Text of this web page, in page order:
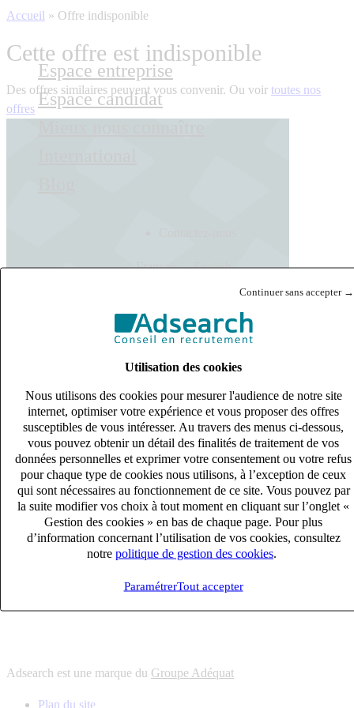
Continuer sans accepter →
Utilisation des cookies
Nous utilisons des cookies pour mesurer l'audience de notre site
internet, optimiser votre expérience et vous proposer des offres
susceptibles de vous intéresser. Au travers des menus ci-dessous,
vous pouvez obtenir un détail des finalités de traitement de vos
données personnelles et exprimer votre consentement ou votre refus
pour chaque type de cookies nous utilisons, à l’exception de ceux
qui sont nécessaires au fonctionnement de ce site. Vous pouvez par
la suite modifier vos choix à tout moment en cliquant sur l’onglet «
Gestion des cookies » en bas de chaque page. Pour plus
d’information concernant l’utilisation de vos cookies, consultez
notre politique de gestion des cookies
ParamétrerTout accepter
Espace entreprise
Espace candidat
Français English
Accueil » Offre indisponible
Cette offre est indisponible
Des offres similaires peuvent vous convenir. Ou voir toutes nos
offres
s'adapter à vos besoin en recrutement
10 univers
connaître votre secteur et ses enjeux
12 bureaux en France
proximité avec nos clients et nos talents
6 solutions
s'adapter à vos besoin en recrutement
10 univers
connaître votre secteur et ses enjeux
proximité avec nos clients et nos talents
Adsearch est une marque du Groupe Adéquat
Plan du site